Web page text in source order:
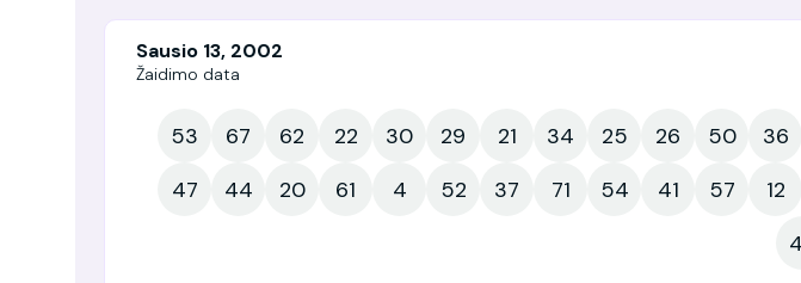
Sausio 13, 2002
Žaidimo data
53 67 62 22 30 29 21 34 25 26 50 36
47
44 20 61 4 52 37 71 54 41 57 12